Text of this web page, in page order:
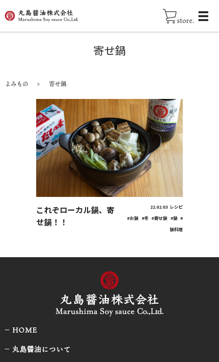
store.
寄せ鍋
よみもの 寄せ鍋
これぞローカル鍋、寄
せ鍋！！
22.02.03 レシピ
#お鍋 #冬 #寄せ鍋 #鍋 #
鍋料理
HOME
丸島醤油について